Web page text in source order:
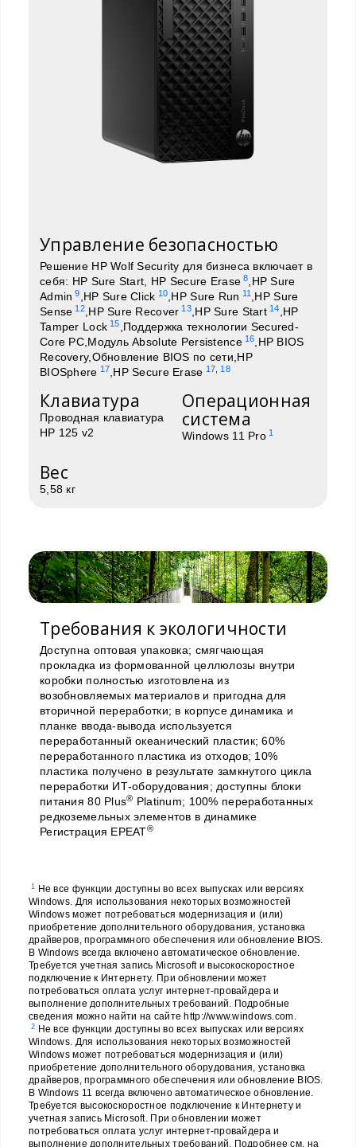
Управление безопасностью
Решение HP Wolf Security для бизнеса включает в
себя: HP Sure Start, HP Secure Erase 8,HP Sure
Admin 9,HP Sure Click 10,HP Sure Run 11 ,HP Sure
Sense 12,HP Sure Recover 13,HP Sure Start 14,HP
Tamper Lock 15,Поддержка технологии Secured-
Core PC,Модуль Absolute Persistence 16,HP BIOS
Recovery,Обновление BIOS по сети,HP
BIOSphere 17,HP Secure Erase 17 18
Клавиатура
Проводная клавиатура
HP 125 v2
Операционная
система
Windows 11 Pro 1
Вес
5,58 кг
Требования к экологичности
Доступна оптовая упаковка; смягчающая
прокладка из формованной целлюлозы внутри
коробки полностью изготовлена из
возобновляемых материалов и пригодна для
вторичной переработки; в корпусе динамика и
планке ввода-вывода используется
переработанный океанический пластик; 60%
переработанного пластика из отходов; 10%
пластика получено в результате замкнутого цикла
переработки ИТ-оборудования; доступны блоки
питания 80 Plus® Platinum; 100% переработанных
редкоземельных элементов в динамике
Регистрация EPEAT®
1
Не все функции доступны во всех выпусках или версиях
Windows. Для использования некоторых возможностей
Windows может потребоваться модернизация и (или)
приобретение дополнительного оборудования, установка
драйверов, программного обеспечения или обновление BIOS.
В Windows всегда включено автоматическое обновление.
Требуется учетная запись Microsoft и высокоскоростное
подключение к Интернету. При обновлении может
потребоваться оплата услуг интернет-провайдера и
выполнение дополнительных требований. Подробные
сведения можно найти на сайте http://www.windows.com.
2 Не все функции доступны во всех выпусках или версиях
Windows. Для использования некоторых возможностей
Windows может потребоваться модернизация и (или)
приобретение дополнительного оборудования, установка
драйверов, программного обеспечения или обновление BIOS.
В Windows 11 всегда включено автоматическое обновление.
Требуется высокоскоростное подключение к Интернету и
учетная запись Microsoft. При обновлении может
потребоваться оплата услуг интернет-провайдера и
выполнение дополнительных требований. Подробнее см. на